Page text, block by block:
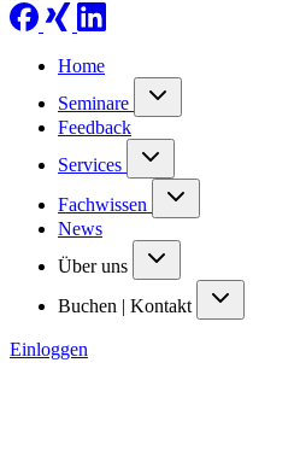
Home
Seminare
Feedback
Services
Fachwissen
News
Über uns
Buchen | Kontakt
Einloggen